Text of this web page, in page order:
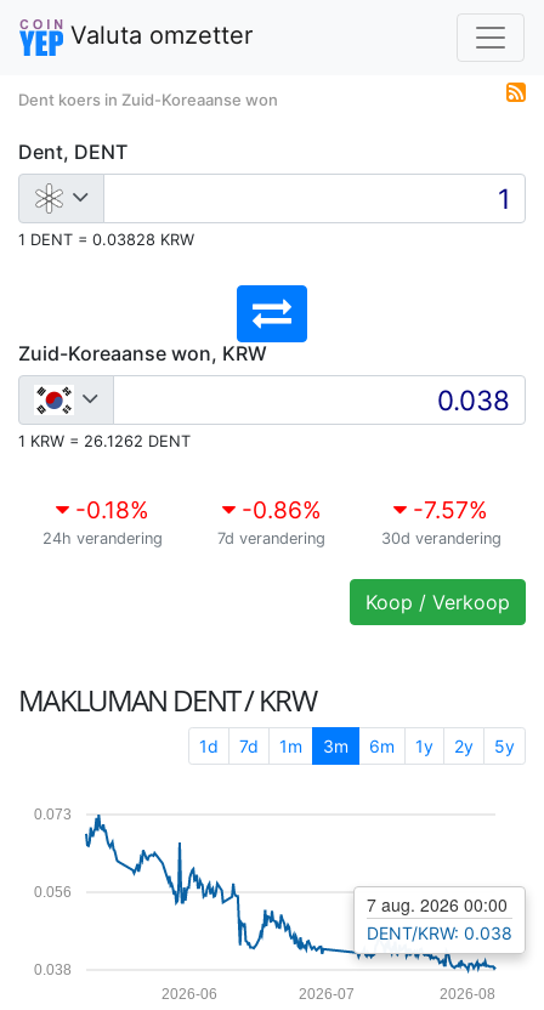
Valuta omzetter
Dent koers in Zuid-Koreaanse won
Dent, DENT
1 DENT = 0.03828 KRW
Zuid-Koreaanse won, KRW
1 KRW = 26.1262 DENT
-0.18%
24h verandering
-0.86%
7d verandering
-7.57%
30d verandering
Koop / Verkoop
MAKLUMAN DENT / KRW
1d 7d 1m 3m 6m 1y 2y 5y
0.038
0.056
0.073
2026-08
2026-07
2026-06
7 aug. 2026 00:00
DENT/KRW: 0.038